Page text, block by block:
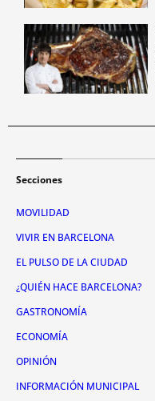
Secciones
MOVILIDAD
VIVIR EN BARCELONA
EL PULSO DE LA CIUDAD
¿QUIÉN HACE BARCELONA?
GASTRONOMÍA
ECONOMÍA
OPINIÓN
INFORMACIÓN MUNICIPAL